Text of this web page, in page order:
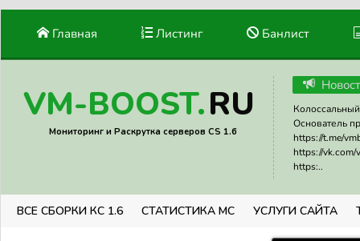
Главная Листинг Банлист
VM-BOOST.RU
Мониторинг и Раскрутка серверов CS 1.6
Основатель
https://t.me/
https://vk.com/
https:..
ВСЕ СБОРКИ КС 1.6 СТАТИСТИКА МС УСЛУГИ САЙТА